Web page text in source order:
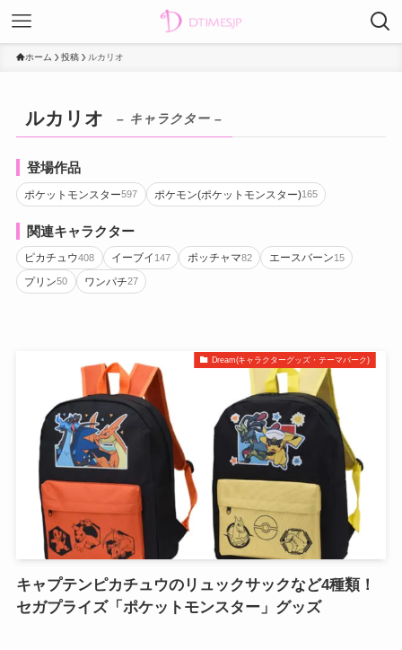
ホーム 投稿 ルカリオ
ルカリオ – キャラクター –
登場作品
ポケットモンスター597 ポケモン(ポケットモンスター)165
関連キャラクター
ピカチュウ408 イーブイ 147 ポッチャマ82 エースバーン15
プリン50 ワンパチ27
Dream(キャラクターグッズ・テーマパーク)
キャプテンピカチュウのリュックサックなど4種類！
セガプライズ「ポケットモンスター」グッズ